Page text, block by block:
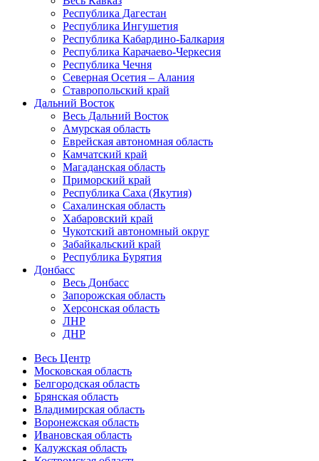
Республика Дагестан
Республика Ингушетия
Республика Кабардино-Балкария
Республика Карачаево-Черкесия
Республика Чечня
Северная Осетия – Алания
Ставропольский край
Дальний Восток
Весь Дальний Восток
Амурская область
Еврейская автономная область
Камчатский край
Магаданская область
Приморский край
Республика Саха (Якутия)
Сахалинская область
Хабаровский край
Чукотский автономный округ
Забайкальский край
Республика Бурятия
Донбасс
Весь Донбасс
Запорожская область
Херсонская область
ЛНР
ДНР
Весь Центр
Московская область
Белгородская область
Брянская область
Владимирская область
Воронежская область
Ивановская область
Калужская область